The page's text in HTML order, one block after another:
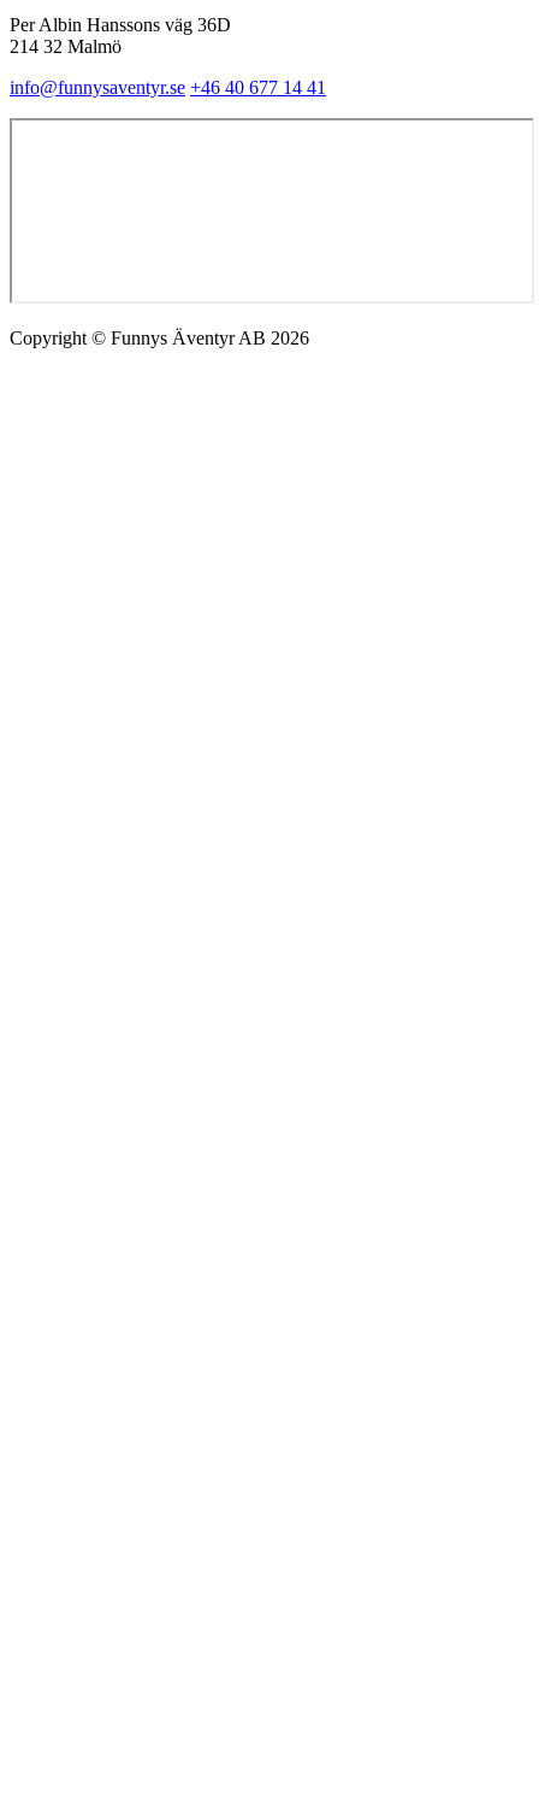
Per Albin Hanssons väg 36D
214 32 Malmö
info@funnysaventyr.se +46 40 677 14 41
Copyright © Funnys Äventyr AB 2026